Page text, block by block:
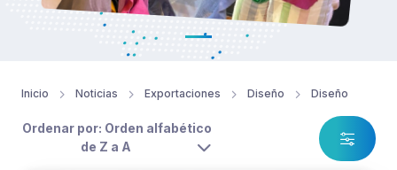
Inicio Noticias Exportaciones Diseño Diseño
Ordenar por: Orden alfabético
de Z a A